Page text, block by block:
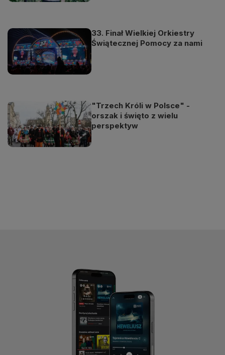
33. Finał Wielkiej Orkiestry
Świątecznej Pomocy za nami
"Trzech Króli w Polsce" -
orszak i święto z wielu
perspektyw